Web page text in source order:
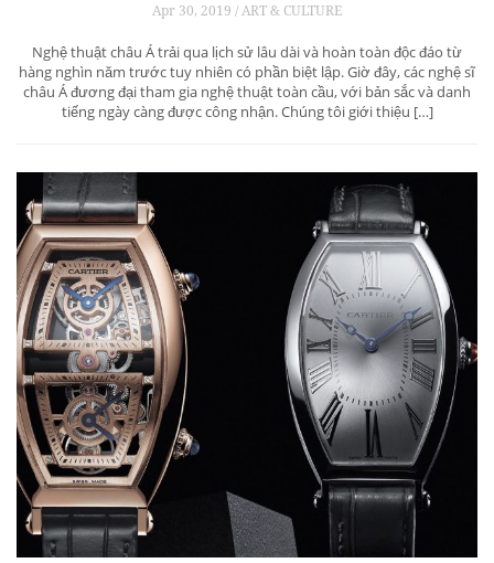
Apr 30, 2019 / ART & CULTURE
Nghệ thuật châu Á trải qua lịch sử lâu dài và hoàn toàn độc đáo từ
hàng nghìn năm trước tuy nhiên có phần biệt lập. Giờ đây, các nghệ sĩ
châu Á đương đại tham gia nghệ thuật toàn cầu, với bản sắc và danh
tiếng ngày càng được công nhận. Chúng tôi giới thiệu […]